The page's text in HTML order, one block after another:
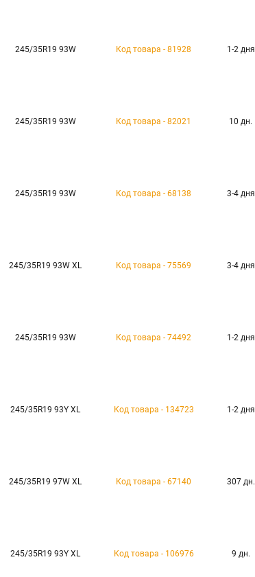
245/35R19 93W Код товара - 81928 1-2 дня
245/35R19 93W Код товара - 82021 10 дн.
245/35R19 93W Код товара - 68138 3-4 дня
245/35R19 93W XL Код товара - 75569 3-4 дня
245/35R19 93W Код товара - 74492 1-2 дня
245/35R19 93Y XL Код товара - 134723 1-2 дня
245/35R19 97W XL Код товара - 67140 307 дн.
245/35R19 93Y XL Код товара - 106976 9 дн.